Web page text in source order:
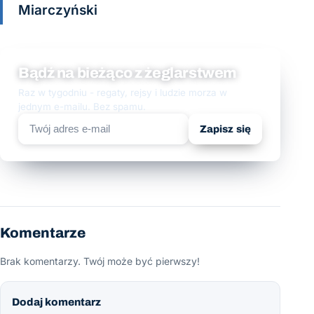
Miarczyński
Bądź na bieżąco z żeglarstwem
Raz w tygodniu - regaty, rejsy i ludzie morza w
jednym e-mailu. Bez spamu.
Zapisz się
Komentarze
Brak komentarzy. Twój może być pierwszy!
Dodaj komentarz